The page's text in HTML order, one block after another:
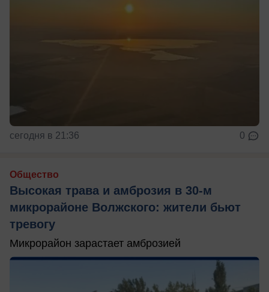
сегодня в 21:36 0
Общество
Высокая трава и амброзия в 30‑м
микрорайоне Волжского: жители бьют
тревогу
Микрорайон зарастает амброзией